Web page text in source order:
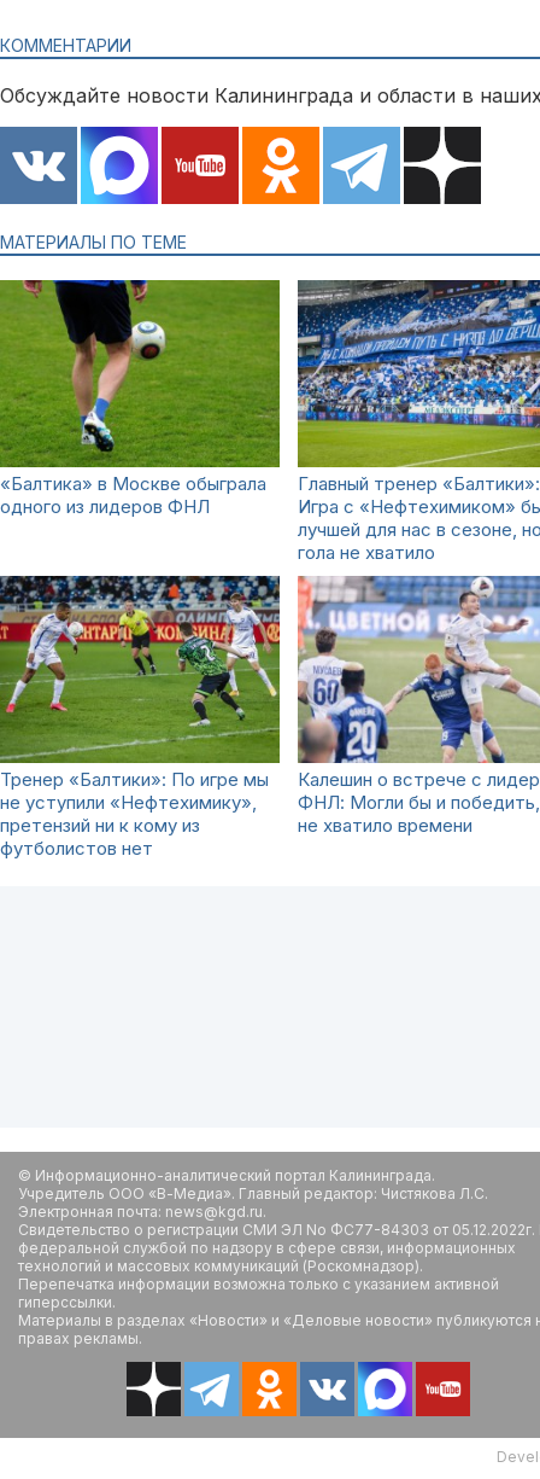
КОММЕНТАРИИ
Обсуждайте новости Калининграда и области в
МАТЕРИАЛЫ ПО ТЕМЕ
«Балтика» в Москве обыграла
одного из лидеров ФНЛ
Главный тренер «Балтики»:
Игра с «Нефтехимиком»
лучшей для нас в сезоне,
гола не хватило
Тренер «Балтики»: По игре мы
не уступили «Нефтехимику»,
претензий ни к кому из
футболистов нет
Калешин о встрече с
ФНЛ: Могли бы и
не хватило времени
© Информационно-аналитический портал Калининграда.
Учредитель ООО «В-Медиа». Главный редактор: Чистякова Л.С.
Электронная почта: news@kgd.ru.
Свидетельство о регистрации СМИ ЭЛ No ФС77-84303 от
федеральной службой по надзору в сфере связи, информационных
технологий и массовых коммуникаций (Роскомнадзор).
Перепечатка информации возможна только с указанием активной
гиперссылки.
Материалы в разделах «Новости» и «Деловые новости» публикуются
правах рекламы.